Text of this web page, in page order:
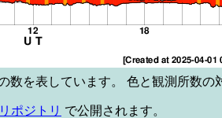
数を表しています。 色と観測所数の
ポジトリ で公開されます。